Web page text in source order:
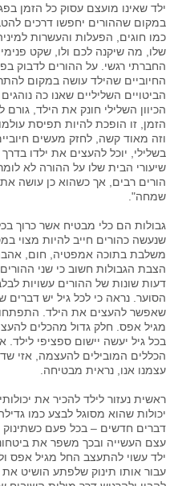
ילד שאינו מועצם עסוק כל הזמן
במקום שההורים יחפשו דרכים
כמו חוגים, הפעלות והעשרות
שלו, מה שיקנה לכם ולו, שקט
החברתי רגשי. על ההורים לדבוק
החיוביים שהילד עושה במקום
הביטויים השליליים שאנו כה
הכיוון השלילי חונק את הילד,
הזמן, זו הופכת להיות תפיסת
וזה מאוד קשה, לחזק מעשים
בשלילי, יוכל להעצים את ילדו
שיעורי הבית שלו על ההורה לא
הורים רבים, אך כשהוא כן עושה
שמחה".
גבולות הם כלי מבטיח אשר כרוך
שנעשה כהורים חייב להיות מצוי
משלבת בתוכה אמפטיה, חום,
הצבת הגבולות חשוב כי שני
דעות שונות של ההורים עשויות
הסוער. נראה כי לכל גיל יש דברים
שאפשר להעצים את הילד.
מגיל אפס. חלק גדול מהכלים
בכל גיל יעשה יישום ספציפי
הכללים המובילים להעצמה, אזי
עצמנו אנו, נראית מבטיחה.
ראשית נעזור לילד להכיר את
יכולות שהוא מסוגל לבצע כמו
דברים חדשים – בכל פעם
עצם העשייה ובכך משפר את
ילד עשוי להתעצב החל מגיל אפס
עבור אותו תינוק שלפתע הושיט את